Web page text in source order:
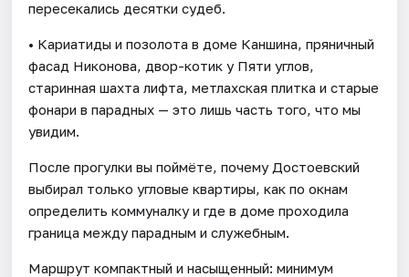
пересекались десятки судеб.
• Кариатиды и позолота в доме Каншина, пряничный
фасад Никонова, двор-котик у Пяти углов,
старинная шахта лифта, метлахская плитка и старые
фонари в парадных — это лишь часть того, что мы
увидим.
После прогулки вы поймёте, почему Достоевский
выбирал только угловые квартиры, как по окнам
определить коммуналку и где в доме проходила
граница между парадным и служебным.
Маршрут компактный и насыщенный: минимум